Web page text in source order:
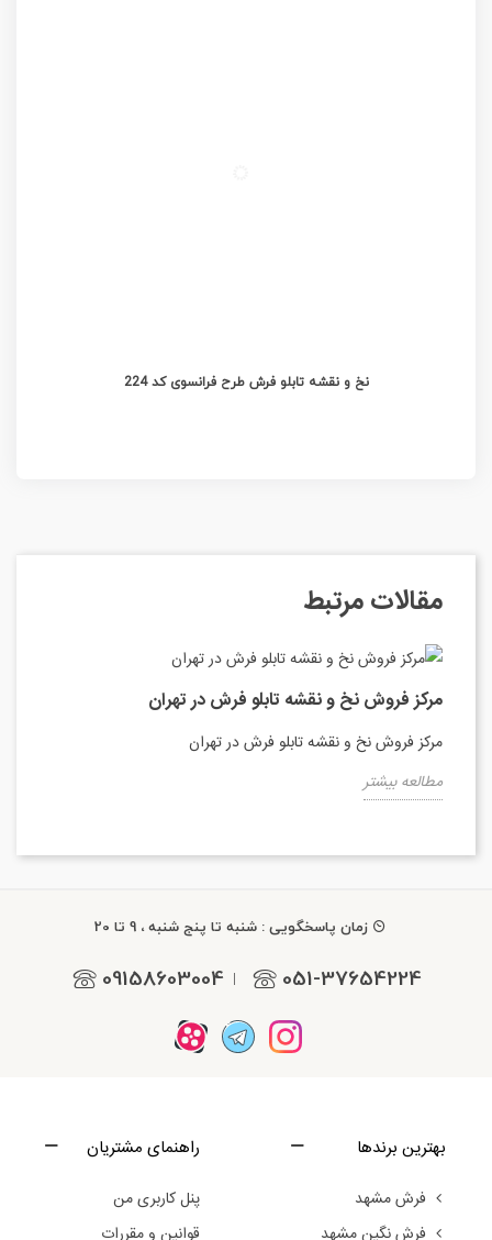
نخ و نقشه تابلو فرش طرح فرانسوی کد 224
مقالات مرتبط
مرکز فروش نخ و نقشه تابلو فرش در تهران
مرکز فروش نخ و نقشه تابلو فرش در تهران
مطالعه بیشتر
زمان پاسخگویی : شنبه تا پنج شنبه ، 9 تا 20
051-37654224
|
09158603004
بهترین برندها
فرش مشهد
فرش نگین مشهد
راهنمای مشتریان
پنل کاربری من
قوانین و مقررات